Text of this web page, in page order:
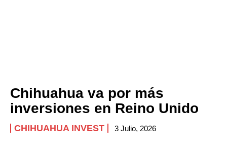
Chihuahua va por más
inversiones en Reino Unido
CHIHUAHUA INVEST 3 Julio, 2026